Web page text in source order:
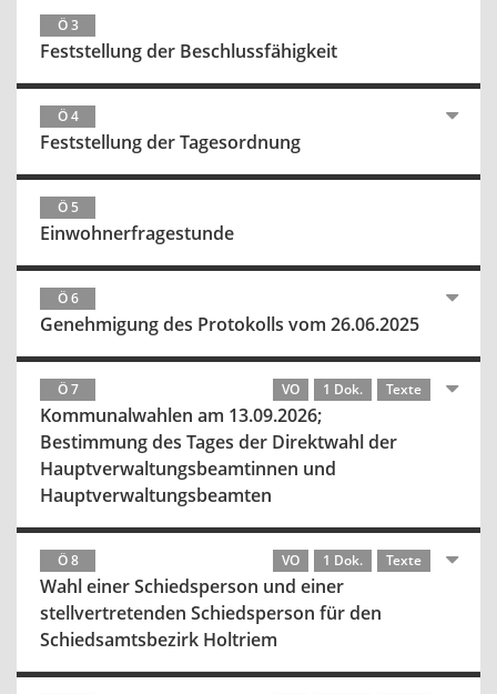
Ö 3
Feststellung der Beschlussfähigkeit
Ö 4
Feststellung der Tagesordnung
Ö 5
Einwohnerfragestunde
Ö 6
Genehmigung des Protokolls vom 26.06.2025
Ö 7 VO 1 Dok. Texte
Kommunalwahlen am 13.09.2026;
Bestimmung des Tages der Direktwahl der
Hauptverwaltungsbeamtinnen und
Hauptverwaltungsbeamten
Ö 8 VO 1 Dok. Texte
Wahl einer Schiedsperson und einer
stellvertretenden Schiedsperson für den
Schiedsamtsbezirk Holtriem